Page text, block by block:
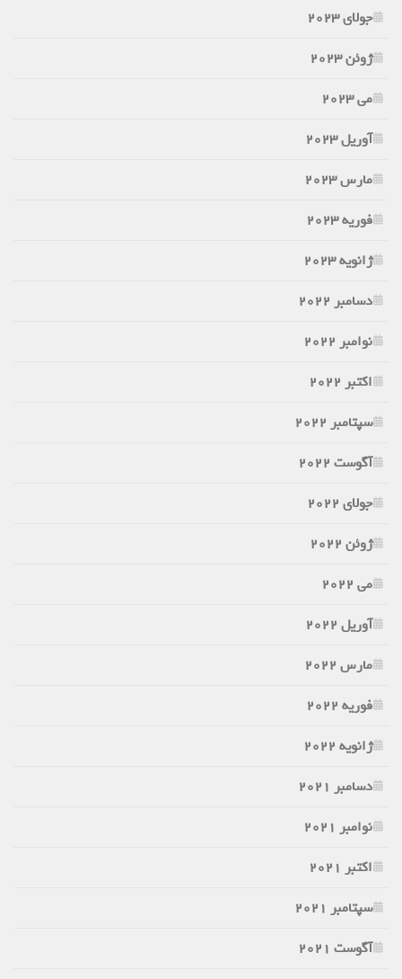
جولای 2023
ژوئن 2023
می 2023
آوریل 2023
مارس 2023
فوریه 2023
ژانویه 2023
دسامبر 2022
نوامبر 2022
اکتبر 2022
سپتامبر 2022
آگوست 2022
جولای 2022
ژوئن 2022
می 2022
آوریل 2022
مارس 2022
فوریه 2022
ژانویه 2022
دسامبر 2021
نوامبر 2021
اکتبر 2021
سپتامبر 2021
آگوست 2021